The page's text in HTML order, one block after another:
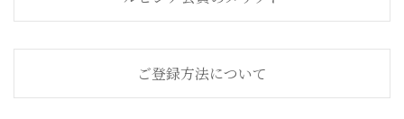
ご登録方法について